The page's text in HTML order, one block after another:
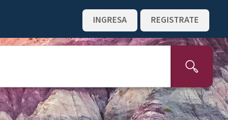
INGRESA REGISTRATE